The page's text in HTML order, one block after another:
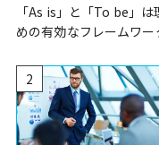
「As is」と「To be」
めの有効なフレームワー
2